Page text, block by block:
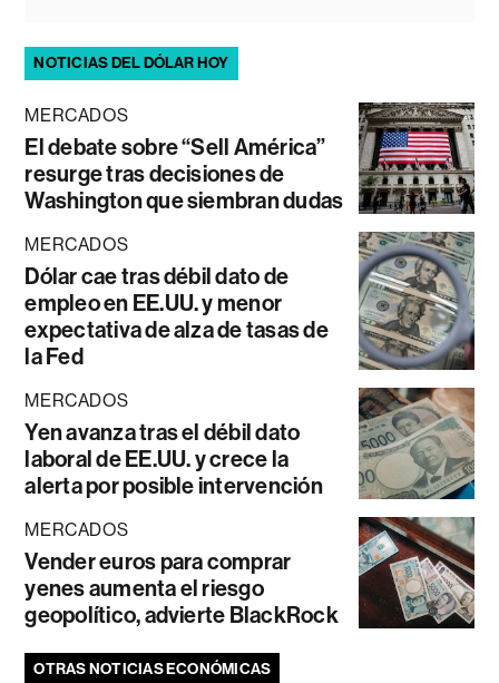
NOTICIAS DEL DÓLAR HOY
MERCADOS
El debate sobre “Sell América”
resurge tras decisiones de
Washington que siembran dudas
MERCADOS
Dólar cae tras débil dato de
empleo en EE.UU. y menor
expectativa de alza de tasas de
la Fed
MERCADOS
Yen avanza tras el débil dato
laboral de EE.UU. y crece la
alerta por posible intervención
MERCADOS
Vender euros para comprar
yenes aumenta el riesgo
geopolítico, advierte BlackRock
OTRAS NOTICIAS ECONÓMICAS